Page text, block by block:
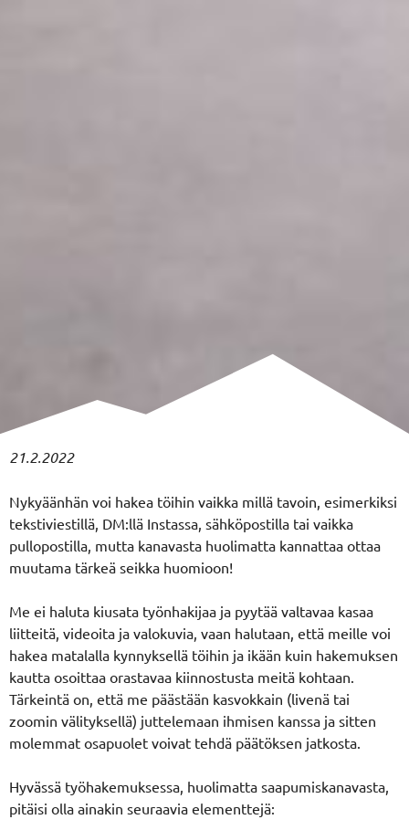
21.2.2022
Nykyäänhän voi hakea töihin vaikka millä tavoin, esimerkiksi
tekstiviestillä, DM:llä Instassa, sähköpostilla tai vaikka
pullopostilla, mutta kanavasta huolimatta kannattaa ottaa
muutama tärkeä seikka huomioon!
Me ei haluta kiusata työnhakijaa ja pyytää valtavaa kasaa
liitteitä, videoita ja valokuvia, vaan halutaan, että meille voi
hakea matalalla kynnyksellä töihin ja ikään kuin hakemuksen
kautta osoittaa orastavaa kiinnostusta meitä kohtaan.
Tärkeintä on, että me päästään kasvokkain (livenä tai
zoomin välityksellä) juttelemaan ihmisen kanssa ja sitten
molemmat osapuolet voivat tehdä päätöksen jatkosta.
Hyvässä työhakemuksessa, huolimatta saapumiskanavasta,
pitäisi olla ainakin seuraavia elementtejä: